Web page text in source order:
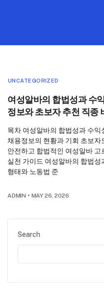
Search
UNCATEGORIZED
여성알바의 합법성과 수
정보와 초보자 추천 직종
목차 여성알바의 합법성과 수
채용정보의 현황과 기회 초보자
안전하고 합법적인 여성알바 고
실천 가이드 여성알바의 합법
형태와 노동법 준
ADMIN • MAY 26, 2026